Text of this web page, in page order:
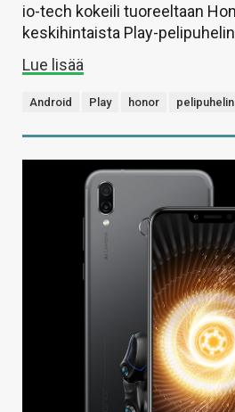
io-tech kokeili tuoreeltaan
keskihintaista Play-
Lue lisää
Android Play honor pelipuhelin